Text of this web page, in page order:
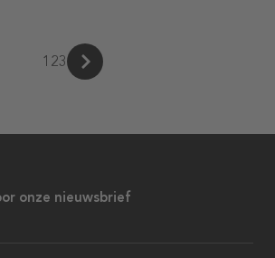
1 23
onze nieuwsbrief